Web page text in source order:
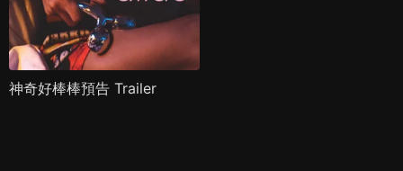
神奇好棒棒預告 Trailer